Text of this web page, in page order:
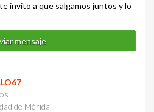
invito a que salgamos juntos y lo
mensaje
de Mérida